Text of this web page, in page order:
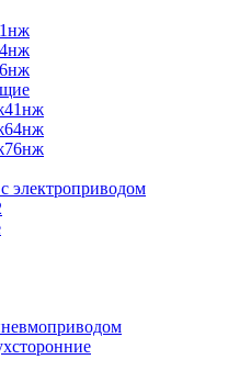
электроприводом